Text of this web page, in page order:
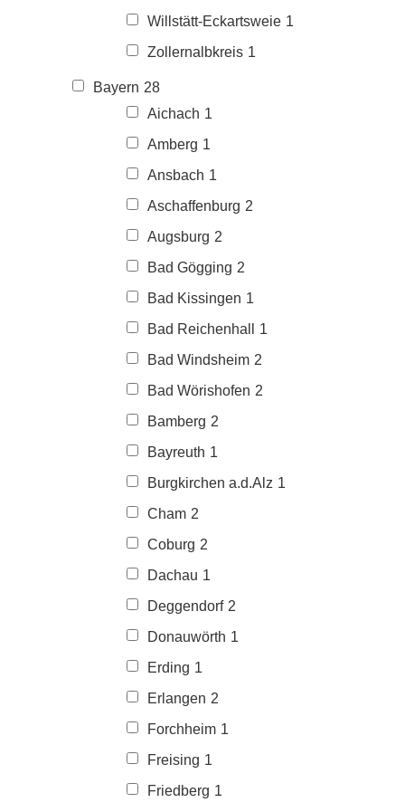
Willstätt-Eckartsweie 1
Zollernalbkreis 1
Bayern 28
Aichach 1
Amberg 1
Ansbach 1
Aschaffenburg 2
Augsburg 2
Bad Gögging 2
Bad Kissingen 1
Bad Reichenhall
1
Bad Windsheim 2
Bad Wörishofen 2
Bamberg 2
Bayreuth 1
Burgkirchen a.d.Alz 1
Cham 2
Coburg 2
Dachau 1
Deggendorf 2
Donauwörth 1
Erding 1
Erlangen 2
Forchheim 1
Freising 1
Friedberg 1